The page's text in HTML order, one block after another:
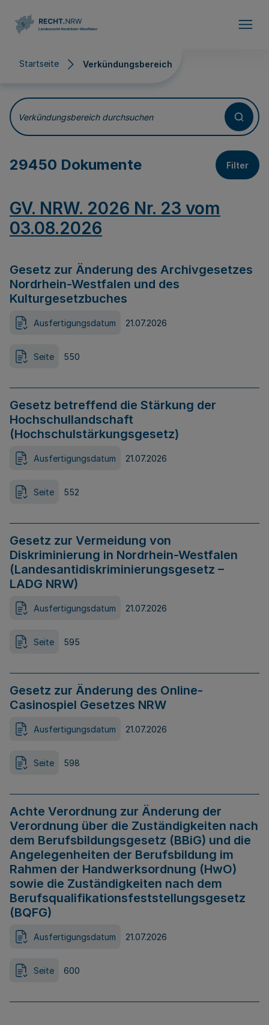
Startseite Verkündungsbereich
Verkündungsbereich
Verkündungsbereich durchsuchen
29450 Dokumente Filter
GV. NRW. 2026 Nr. 23 vom
03.08.2026
Gesetz zur Änderung des Archivgesetzes
Nordrhein-Westfalen und des
Kulturgesetzbuches
Ausfertigungsdatum 21.07.2026
Seite 550
Gesetz betreffend die Stärkung der
Hochschullandschaft
(Hochschulstärkungsgesetz)
Ausfertigungsdatum 21.07.2026
Seite 552
Gesetz zur Vermeidung von
Diskriminierung in Nordrhein-Westfalen
(Landesantidiskriminierungsgesetz –
LADG NRW)
Ausfertigungsdatum 21.07.2026
Seite 595
Gesetz zur Änderung des Online-
Casinospiel Gesetzes NRW
Ausfertigungsdatum 21.07.2026
Seite 598
Achte Verordnung zur Änderung der
Verordnung über die Zuständigkeiten nach
dem Berufsbildungsgesetz (BBiG) und die
Angelegenheiten der Berufsbildung im
Rahmen der Handwerksordnung (HwO)
sowie die Zuständigkeiten nach dem
Berufsqualifikationsfeststellungsgesetz
(BQFG)
Ausfertigungsdatum 21.07.2026
Seite 600